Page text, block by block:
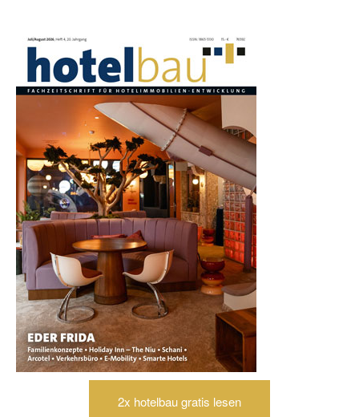
2x hotelbau gratis lesen